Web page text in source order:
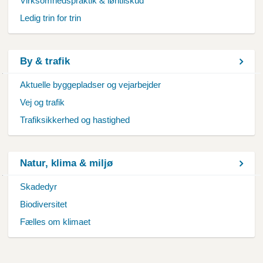
Ledig trin for trin
By & trafik
Aktuelle byggepladser og vejarbejder
Vej og trafik
Trafiksikkerhed og hastighed
Natur, klima & miljø
Skadedyr
Biodiversitet
Fælles om klimaet